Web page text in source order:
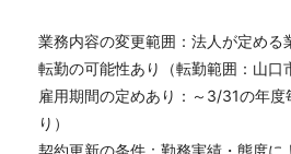
業務内容の変更範囲：法人が定める
転勤の可能性あり（転勤範囲：山口
雇用期間の定めあり：～3/31の年度
り）
契約更新の条件：勤務実績・態度に